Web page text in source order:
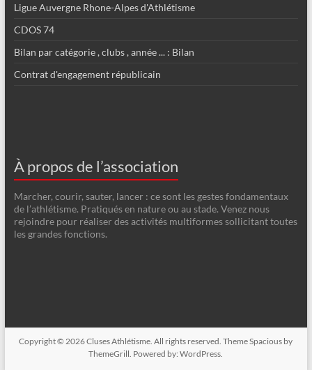
Ligue Auvergne Rhone-Alpes d'Athlétisme
CDOS 74
Bilan par catégorie , clubs , année ... : Bilan
Contrat d'engagement républicain
À propos de l’association
Marcher, courir, sauter, lancer : ce sont les gestes fondamentaux
de l’athlétisme. Pratiqués en nature ou au stade. Venez nous
rejoindre pour réaliser des activités multiformes sollicitant toutes
les grandes fonctions.
Copyright © 2026Cluses Athlétisme. All rights reserved. ThemeSpacious by
ThemeGrill. Powered by:WordPress.